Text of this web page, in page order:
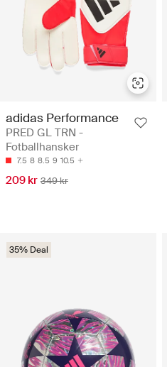
adidas Performance
PRED GL TRN -
Fotballhansker
7.5 8 8.5 9 10.5
209 kr 349 kr
35% Deal